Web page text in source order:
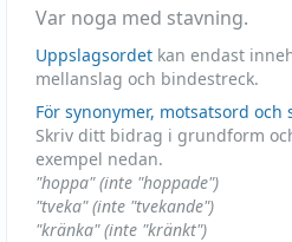
Var noga med stavning.
Uppslagsordet kan endast
mellanslag och bindestreck.
För synonymer, motsatsord och
Skriv ditt bidrag i grundform
exempel nedan.
"hoppa" (inte "hoppade")
"tveka" (inte "tvekande")
"kränka" (inte "kränkt")